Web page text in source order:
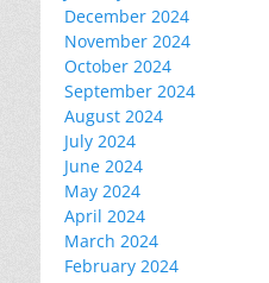
December 2024
November 2024
October 2024
September 2024
August 2024
July 2024
June 2024
May 2024
April 2024
March 2024
February 2024